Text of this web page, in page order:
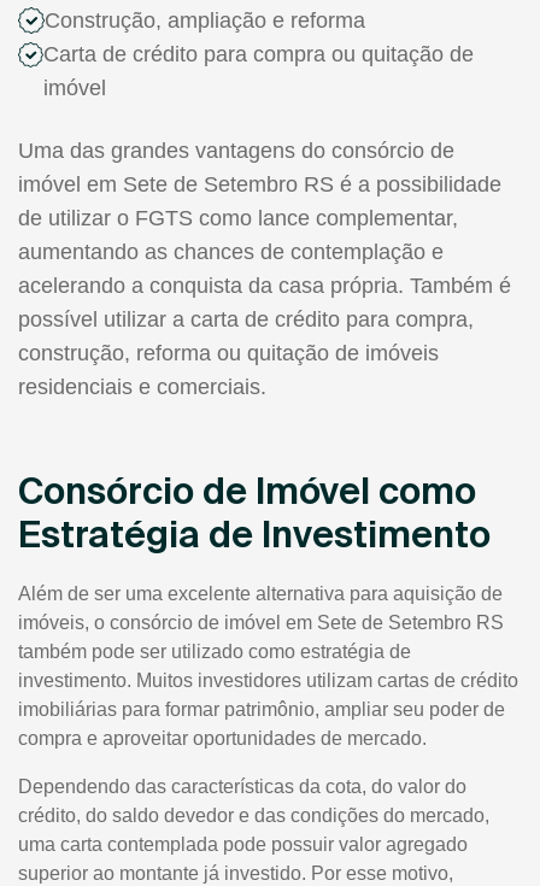
Construção, ampliação e reforma
Carta de crédito para compra ou quitação de
imóvel
Uma das grandes vantagens do consórcio de
imóvel em Sete de Setembro RS é a possibilidade
de utilizar o FGTS como lance complementar,
aumentando as chances de contemplação e
acelerando a conquista da casa própria. Também é
possível utilizar a carta de crédito para compra,
construção, reforma ou quitação de imóveis
residenciais e comerciais.
Consórcio de Imóvel como
Estratégia de Investimento
Além de ser uma excelente alternativa para aquisição de
imóveis, o consórcio de imóvel em Sete de Setembro RS
também pode ser utilizado como estratégia de
investimento. Muitos investidores utilizam cartas de crédito
imobiliárias para formar patrimônio, ampliar seu poder de
compra e aproveitar oportunidades de mercado.
Dependendo das características da cota, do valor do
crédito, do saldo devedor e das condições do mercado,
uma carta contemplada pode possuir valor agregado
superior ao montante já investido. Por esse motivo,